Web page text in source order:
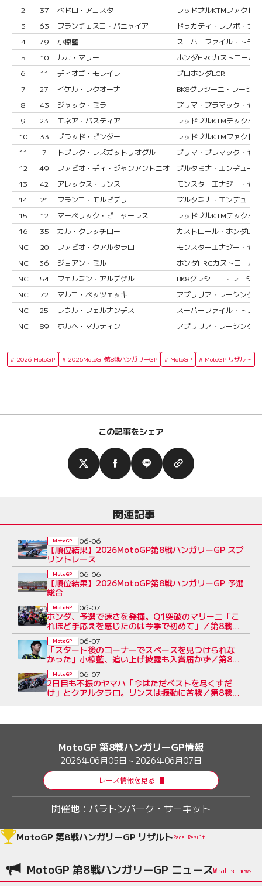
2
37 ペドロ・アコスタ
レッドブルKTMファクト
3
63 フランチェスコ・バニャイア
ドゥカティ・レノボ・チ
4
79 小椋藍
スーパーファイル・トラ
5
10 ルカ・マリーニ
ホンダHRCカストロール
6
11 ディオゴ・モレイラ
プロホンダLCR
7
27 イケル・レクオーナ
BK8グレシーニ・レーシ
8
43 ジャック・ミラー
プリマ・プラマック・ヤ
9
23 エネア・バスティアニーニ
レッドブルKTMテック3
10
33 ブラッド・ビンダー
レッドブルKTMファクト
11
7 トプラク・ラズガットリオグル
プリマ・プラマック・ヤ
12
49 ファビオ・ディ・ジャンアントニオ
プルタミナ・エンデュー
13
42 アレックス・リンス
モンスターエナジー・ヤ
14
21 フランコ・モルビデリ
プルタミナ・エンデュー
15
12 マーベリック・ビニャーレス
レッドブルKTMテック3
16
35 カル・クラッチロー
カストロール・ホンダLCR
NC
20 ファビオ・クアルタラロ
モンスターエナジー・ヤ
NC
36 ジョアン・ミル
ホンダHRCカストロール
NC
54 フェルミン・アルデゲル
BK8グレシーニ・レーシ
NC
72 マルコ・ベッツェッキ
アプリリア・レーシング
NC
25 ラウル・フェルナンデス
スーパーファイル・トラ
NC
89 ホルヘ・マルティン アプリリア・レーシング
2026 MotoGP 2026MotoGP第8戦ハンガリーGP MotoGP MotoGP リザルト
この記事をシェア
関連記事
【順位結果】2026MotoGP第8戦ハンガリーGP スプ
リントレース
MotoGP 06-06
【順位結果】2026MotoGP第8戦ハンガリーGP 予選
総合
MotoGP 06-06
ホンダ、予選で速さを発揮。Q1突破のマリーニ「こ
れほど手応えを感じたのは今季で初めて」／第8戦ハ
ンガリーGP
MotoGP 06-07
「スタート後のコーナーでスペースを見つけられな
かった」小椋藍、追い上げ披露も入賞届かず／第8戦
ハンガリーGP
MotoGP 06-07
2日目も不振のヤマハ「今はただベストを尽くすだ
け」とクアルタラロ。リンスは振動に苦戦／第8戦ハ
ンガリーGP
MotoGP 06-07
MotoGP 第8戦ハンガリーGP情報
2026年06月05日～2026年06月07日
レース情報を見る
開催地： バラトンパーク・サーキット
MotoGP 第8戦ハンガリーGP リザルトRace Result
MotoGP 第8戦ハンガリーGP ニュース